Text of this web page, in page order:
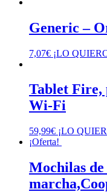
era:
65,99€.
Generic –
7,07€ ¡LO
Tablet Fire,
Wi-Fi
59,99€ ¡LO
¡Oferta!
Mochilas